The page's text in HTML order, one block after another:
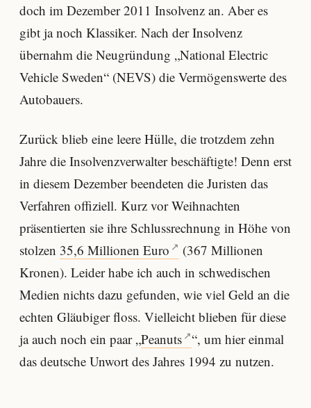
doch im Dezember 2011 Insolvenz an. Aber es
gibt ja noch Klassiker. Nach der Insolvenz
übernahm die Neugründung „National Electric
Vehicle Sweden“ (NEVS) die Vermögenswerte des
Autobauers.
Zurück blieb eine leere Hülle, die trotzdem zehn
Jahre die Insolvenzverwalter beschäftigte! Denn erst
in diesem Dezember beendeten die Juristen das
Verfahren offiziell. Kurz vor Weihnachten
präsentierten sie ihre Schlussrechnung in Höhe von
stolzen 35,6 Millionen Euro
(367 Millionen
Kronen). Leider habe ich auch in schwedischen
Medien nichts dazu gefunden, wie viel Geld an die
echten Gläubiger floss. Vielleicht blieben für diese
ja auch noch ein paar „Peanuts “, um hier einmal
das deutsche Unwort des Jahres 1994 zu nutzen.